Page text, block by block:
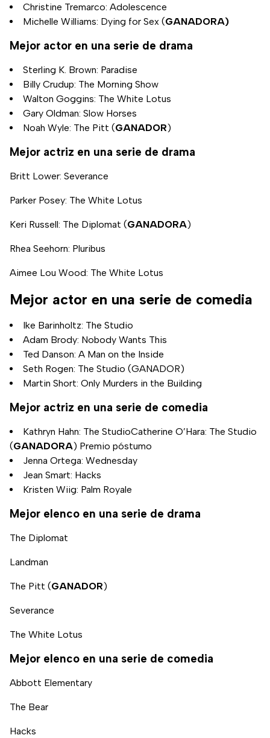
Christine Tremarco: Adolescence
Michelle Williams: Dying for Sex (GANADORA)
Mejor actor en una serie de drama
Sterling K. Brown: Paradise
Billy Crudup: The Morning Show
Walton Goggins: The White Lotus
Gary Oldman: Slow Horses
Noah Wyle: The Pitt (GANADOR)
Mejor actriz en una serie de drama
Britt Lower: Severance
Parker Posey: The White Lotus
Keri Russell: The Diplomat (GANADORA)
Rhea Seehorn: Pluribus
Aimee Lou Wood: The White Lotus
Mejor actor en una serie de comedia
Ike Barinholtz: The Studio
Adam Brody: Nobody Wants This
Ted Danson: A Man on the Inside
Seth Rogen: The Studio (GANADOR)
Martin Short: Only Murders in the Building
Mejor actriz en una serie de comedia
Kathryn Hahn: The StudioCatherine O’Hara: The Studio
(GANADORA) Premio póstumo
Jenna Ortega: Wednesday
Jean Smart: Hacks
Kristen Wiig: Palm Royale
Mejor elenco en una serie de drama
The Diplomat
Landman
The Pitt (GANADOR)
Severance
The White Lotus
Mejor elenco en una serie de comedia
Abbott Elementary
The Bear
Hacks